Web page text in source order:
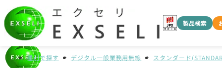
製品検索
種別で探す デジタル一般業務用無線 スタンダード